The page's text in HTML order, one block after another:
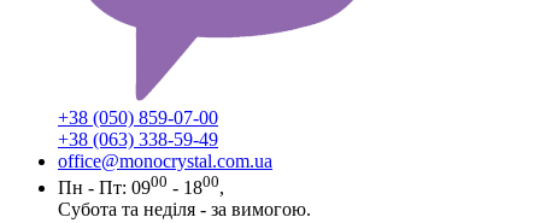
+38 (050) 859-07-00
+38 (063) 338-59-49
office@monocrystal.com.ua
Пн - Пт: 0900 - 1800,
Субота та неділя - за вимогою.